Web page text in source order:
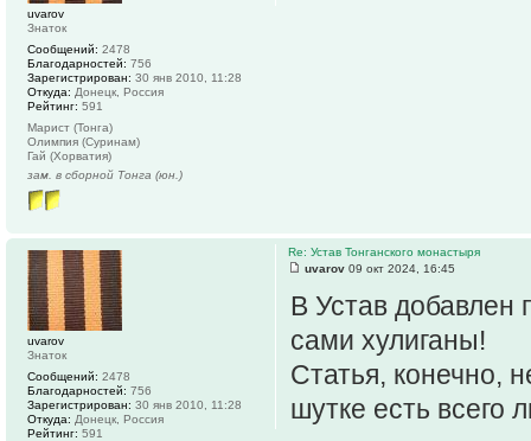
uvarov
Знаток
Сообщений: 2478
Благодарностей: 756
Зарегистрирован: 30 янв 2010, 11:28
Откуда: Донецк, Россия
Рейтинг: 591
Марист (Тонга)
Олимпия (Суринам)
Гай (Хорватия)
зам. в сборной Тонга (юн.)
Re: Устав Тонганского монастыря
uvarov 09 окт 2024, 16:45
В Устав добавлен
сами хулиганы!
Статья, конечно,
шутке есть всего
uvarov
Знаток
Сообщений: 2478
Благодарностей: 756
Зарегистрирован: 30 янв 2010, 11:28
Откуда: Донецк, Россия
Рейтинг: 591